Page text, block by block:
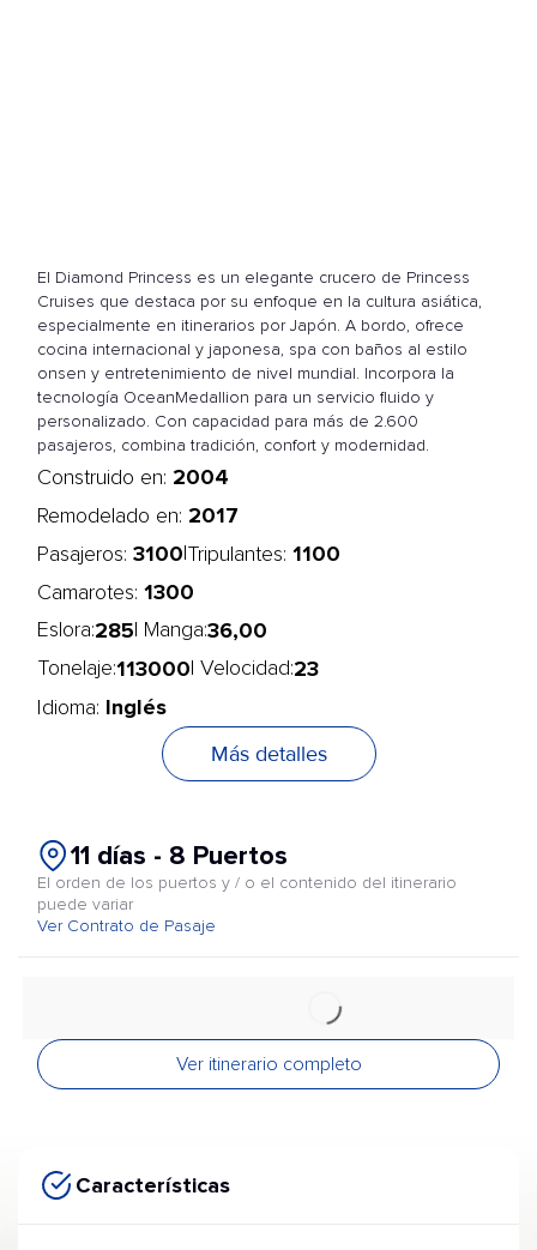
El Diamond Princess es un elegante crucero de Princess
Cruises que destaca por su enfoque en la cultura asiática,
especialmente en itinerarios por Japón. A bordo, ofrece
cocina internacional y japonesa, spa con baños al estilo
onsen y entretenimiento de nivel mundial. Incorpora la
tecnología OceanMedallion para un servicio fluido y
personalizado. Con capacidad para más de 2.600
pasajeros, combina tradición, confort y modernidad.
Construido en: 2004
Remodelado en: 2017
Pasajeros: 3100 Tripulantes: 1100
Camarotes: 1300
Eslora:285 | Manga:36,00
Tonelaje:113000 | Velocidad:23
Idioma: Inglés
Más detalles
11 días - 8 Puertos
El orden de los puertos y / o el contenido del itinerario
puede variar
Ver Contrato de Pasaje
Ver itinerario completo
Características